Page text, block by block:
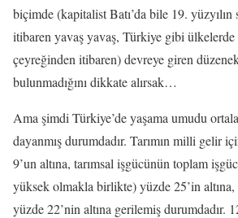
biçimde (kapitalist Batı’da bile 19. yüzyılın
itibaren yavaş yavaş, Türkiye gibi ülkelerde
çeyreğinden itibaren) devreye giren
bulunmadığını dikkate alırsak…
Ama şimdi Türkiye’de yaşama umudu
dayanmış durumdadır. Tarımın milli gelir
9’un altına, tarımsal işgücünün toplam
yüksek olmakla birlikte) yüzde 25’in altına,
yüzde 22’nin altına gerilemiş durumdadır.